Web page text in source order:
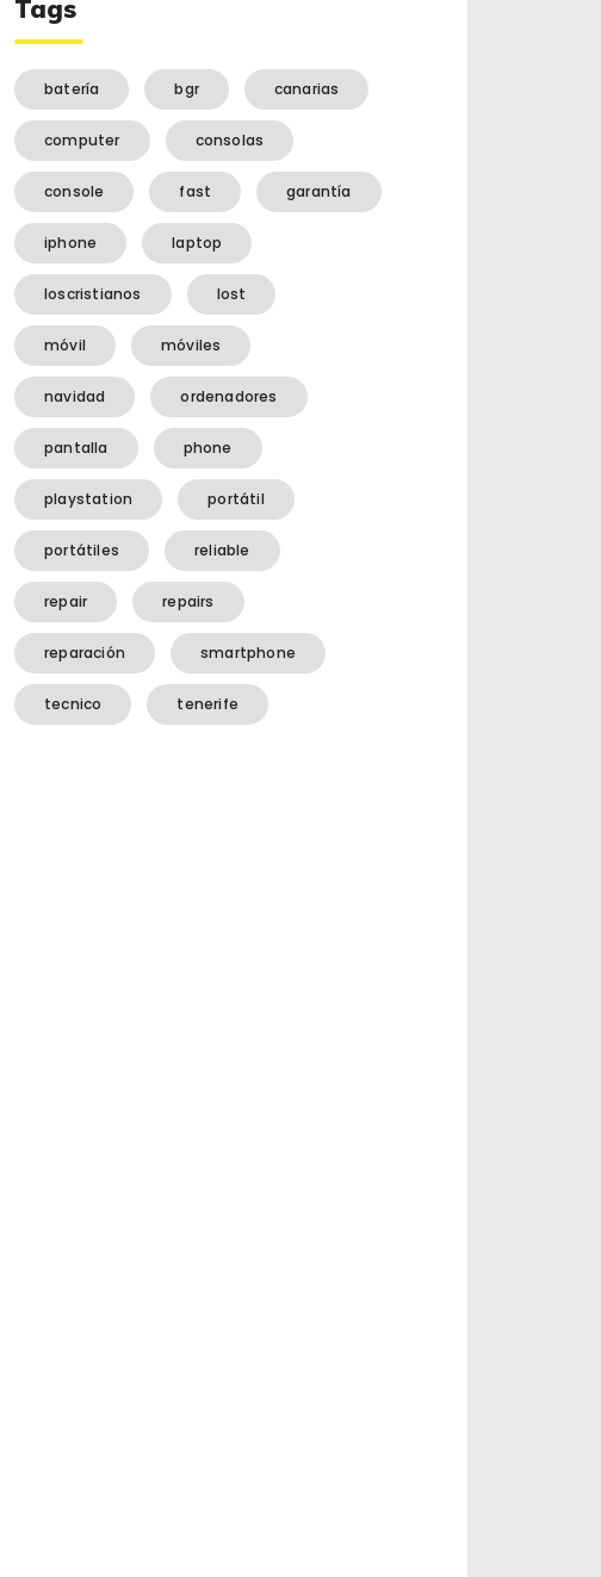
Tags
batería bgr canarias
computer consolas
console fast garantía
iphone laptop
loscristianos lost
móvil móviles
navidad ordenadores
pantalla phone
playstation portátil
portátiles reliable
repair repairs
reparación smartphone
tecnico tenerife